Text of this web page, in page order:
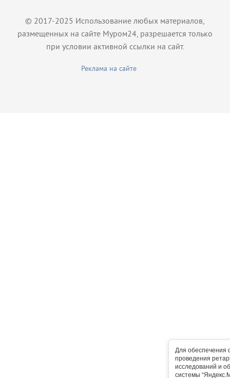
Для обеспечения
проведения
исследований и
системы
© 2017-2025 Использование любых материалов,
размещенных на сайте Муром24, разрешается только
при условии активной ссылки на сайт.
Реклама на сайте